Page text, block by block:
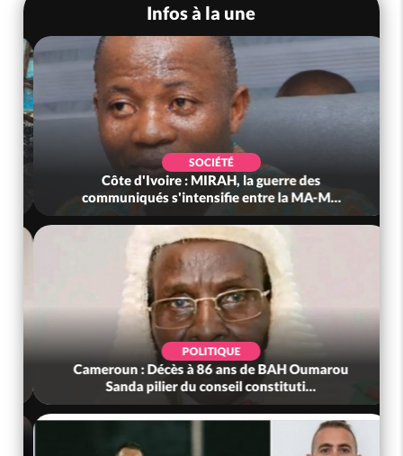
Infos à la une
SOCIÉTÉ
Côte d'Ivoire : Man, deux personnes périssent
dans un incendie
SOCIÉTÉ
Côte d'Ivoire : Daloa, il tue son collègue et
cache 38 millions dans une fo...